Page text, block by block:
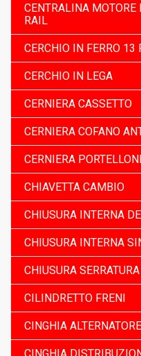
CENTRALINA
RAIL
CERCHIO IN FERRO 13
CERCHIO IN LEGA
CERNIERA CASSETTO
CERNIERA COFANO
CERNIERA
CHIAVETTA CAMBIO
CHIUSURA INTERNA
CHIUSURA INTERNA
CHIUSURA
CILINDRETTO FRENI
CINGHIA ALTERNATORE
CINGHIA